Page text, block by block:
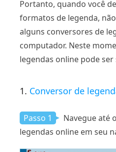
Portanto, quando você
formatos de legenda,
alguns conversores de
computador. Neste
legendas online pode
1. Conversor de
Passo 1
Navegue até
legendas online em seu